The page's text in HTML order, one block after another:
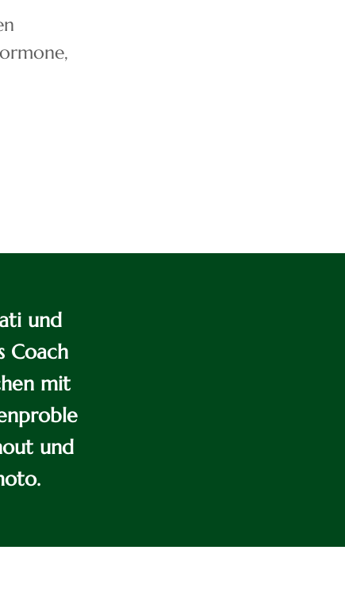
und
Coach
mit
und